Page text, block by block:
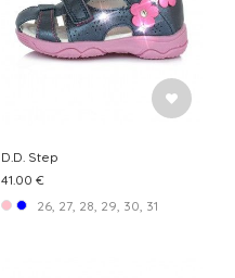
D.D. Step
41.00 €
26, 27, 28, 29, 30, 31